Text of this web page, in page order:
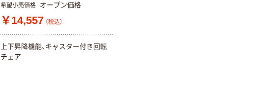
希望小売価格 オープン価格
￥14,557 （税込）
上下昇降機能、キャスター付き回転
チェア